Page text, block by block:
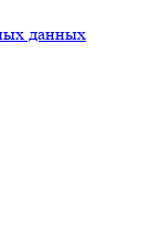
данных